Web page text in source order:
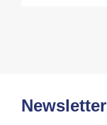
Newsletter